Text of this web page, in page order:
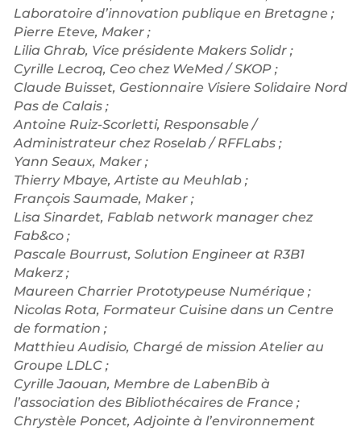
Laboratoire d’innovation publique en Bretagne ;
Pierre Eteve, Maker ;
Lilia Ghrab, Vice présidente Makers Solidr ;
Cyrille Lecroq, Ceo chez WeMed / SKOP ;
Claude Buisset, Gestionnaire Visiere Solidaire Nord
Pas de Calais ;
Antoine Ruiz-Scorletti, Responsable /
Administrateur chez Roselab / RFFLabs ;
Yann Seaux, Maker ;
Thierry Mbaye, Artiste au Meuhlab ;
François Saumade, Maker ;
Lisa Sinardet, Fablab network manager chez
Fab&co ;
Pascale Bourrust, Solution Engineer at R3B1
Makerz ;
Maureen Charrier Prototypeuse Numérique ;
Nicolas Rota, Formateur Cuisine dans un Centre
de formation ;
Matthieu Audisio, Chargé de mission Atelier au
Groupe LDLC ;
Cyrille Jaouan, Membre de LabenBib à
l’association des Bibliothécaires de France ;
Chrystèle Poncet, Adjointe à l’environnement